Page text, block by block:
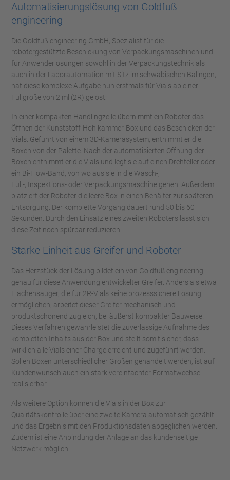
Automatisierungslösung von Goldfuß
engineering
Die Goldfuß engineering GmbH, Spezialist für die
robotergestützte Beschickung von Verpackungsmaschinen und
für Anwenderlösungen sowohl in der Verpackungstechnik als
auch in der Laborautomation mit Sitz im schwäbischen Balingen,
hat diese komplexe Aufgabe nun erstmals für Vials ab einer
Füllgröße von 2 ml (2R) gelöst:
In einer kompakten Handlingzelle übernimmt ein Roboter das
Öffnen der Kunststoff-Hohlkammer-Box und das Beschicken der
Vials. Geführt von einem 3D-Kamerasystem, entnimmt er die
Boxen von der Palette. Nach der automatisierten Öffnung der
Boxen entnimmt er die Vials und legt sie auf einen Drehteller oder
ein Bi-Flow-Band, von wo aus sie in die Wasch-,
Füll-, Inspektions- oder Verpackungsmaschine gehen. Außerdem
platziert der Roboter die leere Box in einen Behälter zur späteren
Entsorgung. Der komplette Vorgang dauert rund 50 bis 60
Sekunden. Durch den Einsatz eines zweiten Roboters lässt sich
diese Zeit noch spürbar reduzieren.
Starke Einheit aus Greifer und Roboter
Das Herzstück der Lösung bildet ein von Goldfuß engineering
genau für diese Anwendung entwickelter Greifer. Anders als etwa
Flächensauger, die für 2R-Vials keine prozesssichere Lösung
ermöglichen, arbeitet dieser Greifer mechanisch und
produktschonend zugleich, bei äußerst kompakter Bauweise.
Dieses Verfahren gewährleistet die zuverlässige Aufnahme des
kompletten Inhalts aus der Box und stellt somit sicher, dass
wirklich alle Vials einer Charge erreicht und zugeführt werden.
Sollen Boxen unterschiedlicher Größen gehandelt werden, ist auf
Kundenwunsch auch ein stark vereinfachter Formatwechsel
realisierbar.
Als weitere Option können die Vials in der Box zur
Qualitätskontrolle über eine zweite Kamera automatisch gezählt
und das Ergebnis mit den Produktionsdaten abgeglichen werden.
Zudem ist eine Anbindung der Anlage an das kundenseitige
Netzwerk möglich.